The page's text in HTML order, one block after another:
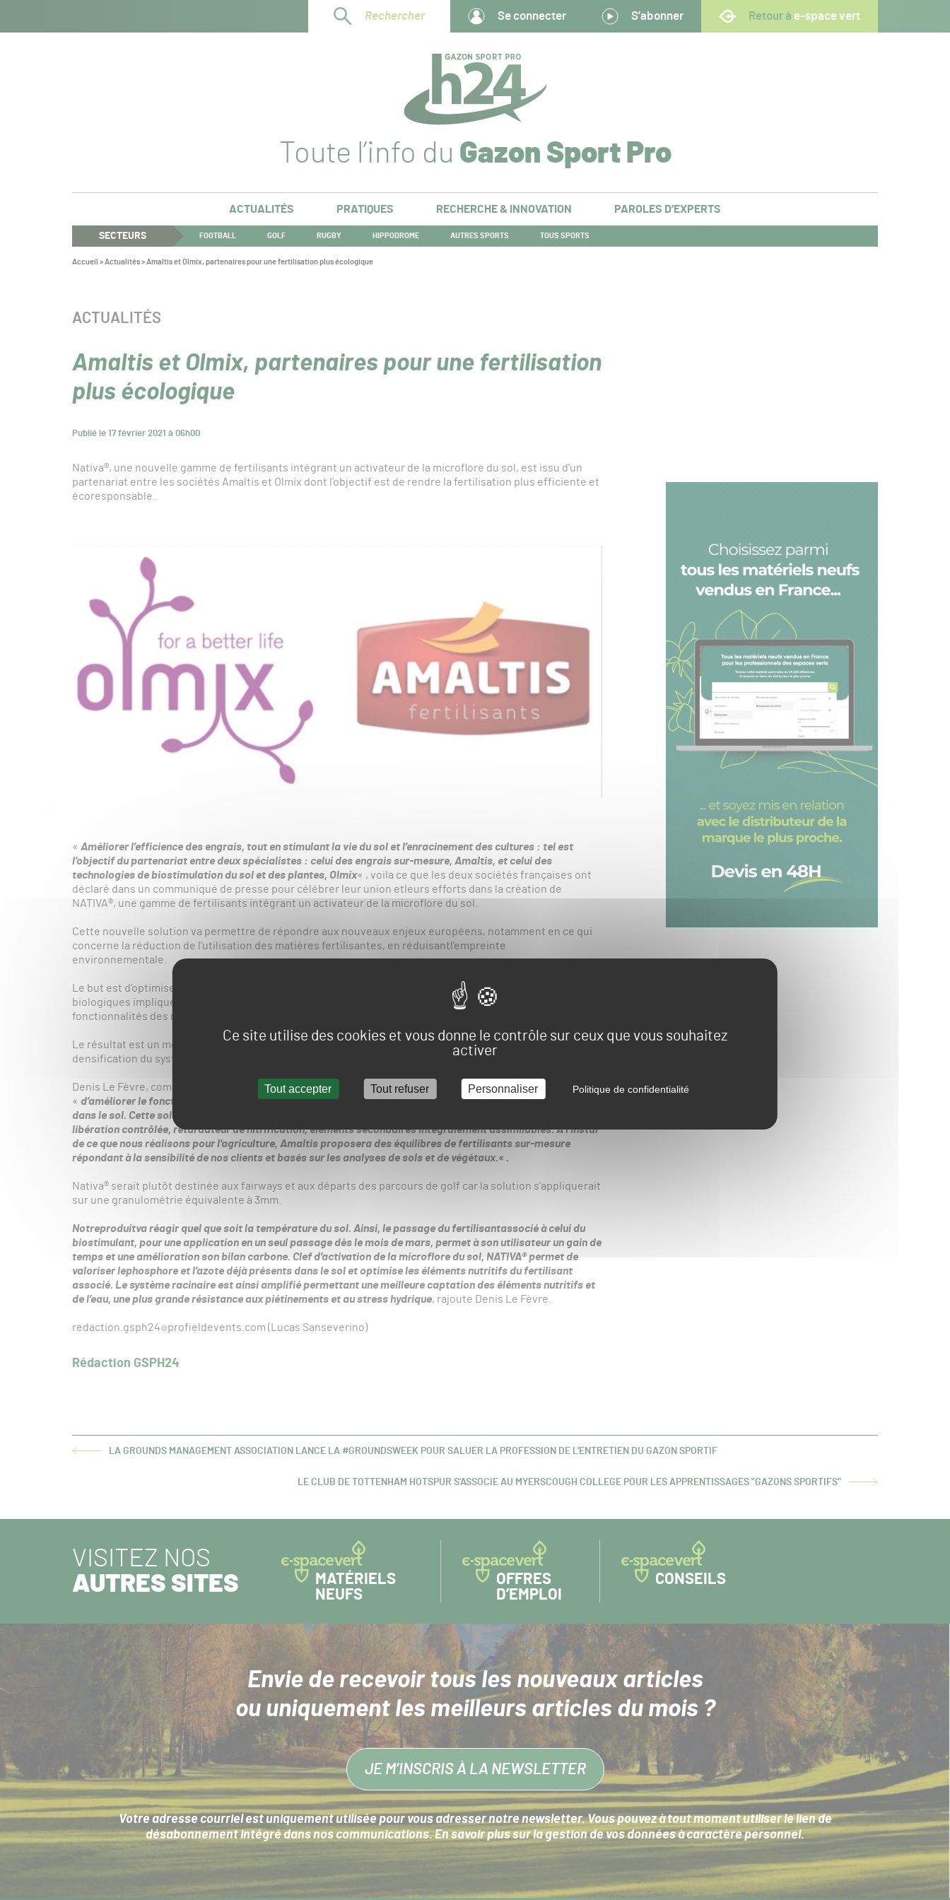
Ce site utilise des cookies et vous donne le contrôle sur ceux que vous souhaitez
activer
Tout accepter Tout refuser Personnaliser Politique de confidentialité
Rechercher Se connecter S’abonner Retour à e-space vert
Toute l’info du Gazon Sport Pro
ACTUALITÉS PRATIQUES RECHERCHE & INNOVATION PAROLES D’EXPERTS
SECTEURS FOOTBALL GOLF RUGBY HIPPODROME AUTRES SPORTS TOUS SPORTS
Vous
Accueil >Actualités>Amaltis et Olmix, partenaires pour une fertilisation plus écologique
Amaltis et Olmix, partenaires pour une fertilisation
plus écologique
Publié le 17 février 2021 à 06h00
CATÉGORIE :
ACTUALITÉS
Nativa®, une nouvelle gamme de fertilisants intégrant un activateur de la microflore du sol, est issu d’un
partenariat entre les sociétés Amaltis et Olmix dont l’objectif est de rendre la fertilisation plus efficiente et
écoresponsable.
« Améliorer l’efficience des engrais, tout en stimulant la vie du sol et l’enracinement des cultures : tel est
l’objectif du partenariat entre deux spécialistes : celui des engrais sur-mesure, Amaltis, et celui des
technologies de biostimulation du sol et des plantes, Olmix« , voila ce que les deux sociétés françaises ont
déclaré dans un communiqué de presse pour célébrer leur union etleurs efforts dans la création de
NATIVA®, une gamme de fertilisants intégrant un activateur de la microflore du sol.
Cette nouvelle solution va permettre de répondre aux nouveaux enjeux européens, notamment en ce qui
concerne la réduction de l’utilisation des matières fertilisantes, en réduisantl’empreinte
environnementale.
Le but est d’optimiser l’efficience de la fertilisationen améliorant le fonctionnement des facteurs
biologiques impliqués dans l’absorption des éléments nutritifspar la plante. Pour cela, NATIVA® agit sur les
fonctionnalités des microorganismes naturellement présents dans le sol.
Le résultat est un meilleur déroulement des processus de minéralisation dans le sol ainsi qu’une
densification du système racinaire.
Denis Le Fèvre, commercial chez Amaltis, nous a expliqué que cette solution est une clef permettant
« d’améliorer le fonctionnement des enzymesdéveloppés par les microorganismes naturellement présents
dans le sol. Cette solution
libération contrôlée, retardateur de nitrification, éléments secondaires intégralement assimilables. A l’instar
de ce que nous réalisons pour l’agriculture, Amaltis proposera des équilibres de fertilisants sur-mesure
répondant à la sensibilité de nos clients et basés sur les analyses de sols et de végétaux.« .
Nativa® serait plutôt destinée aux fairways et aux départs des parcours de golf car la solution s’appliquerait
sur une granulométrie équivalente à 3mm.
Notreproduitva réagir quel que soit la température du sol. Ainsi, le passage du fertilisantassociéà celui du
biostimulant, pour une application en un seul passage dès le mois de mars, permet à son utilisateur un gain de
temps et une amélioration son bilan carbone. Clef d’activation de la microflore du sol, NATIVA® permet de
valoriser lephosphore et l’azote déjà présents dans le sol et optimise les éléments nutritifs du fertilisant
associé. Lesystèmeracinaire est ainsi amplifié permettant une meilleure captation des éléments nutritifs et
de l’eau, une plus grande résistance aux piétinements et au stress hydrique, rajoute Denis Le Fèvre.
redaction.gsph24 profieldevents.com (Lucas Sanseverino)
Rédaction GSPH24
ARTICLELA GROUNDS MANAGEMENT ASSOCIATION LANCE LA #GROUNDSWEEK POUR SALUER LA PROFESSION DE L'ENTRETIEN DU GAZON SPORTIF
ARTICLE
LE CLUB DE TOTTENHAM HOTSPUR S'ASSOCIE AU MYERSCOUGH COLLEGE POUR LES APPRENTISSAGES "GAZONS SPORTIFS"
VISITEZ NOS
AUTRES SITES
MATÉRIELS
NEUFS
OFFRES
D’EMPLOI
CONSEILS
Envie de recevoir tous les nouveaux articles
ou uniquement les meilleurs articles du mois ?
JE M’INSCRIS À LA NEWSLETTER
Votre adresse courriel est uniquement utilisée pour vous adresser notre newsletter. Vous pouvez à tout moment utiliser le lien de
désabonnement intégré dans nos communications. En savoir plus sur lagestion de vos données à caractère personnel.